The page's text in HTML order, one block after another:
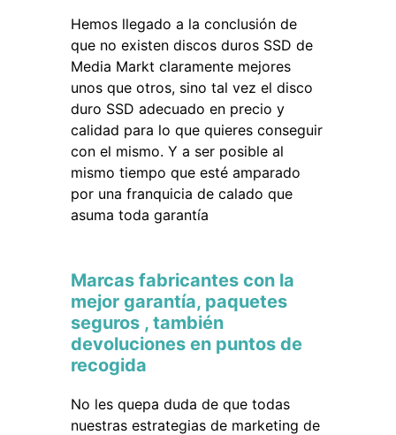
Hemos llegado a la conclusión de
que no existen discos duros SSD de
Media Markt claramente mejores
unos que otros, sino tal vez el disco
duro SSD adecuado en precio y
calidad para lo que quieres conseguir
con el mismo. Y a ser posible al
mismo tiempo que esté amparado
por una franquicia de calado que
asuma toda garantía
Marcas fabricantes con la
mejor garantía, paquetes
seguros , también
devoluciones en puntos de
recogida
No les quepa duda de que todas
nuestras estrategias de marketing de